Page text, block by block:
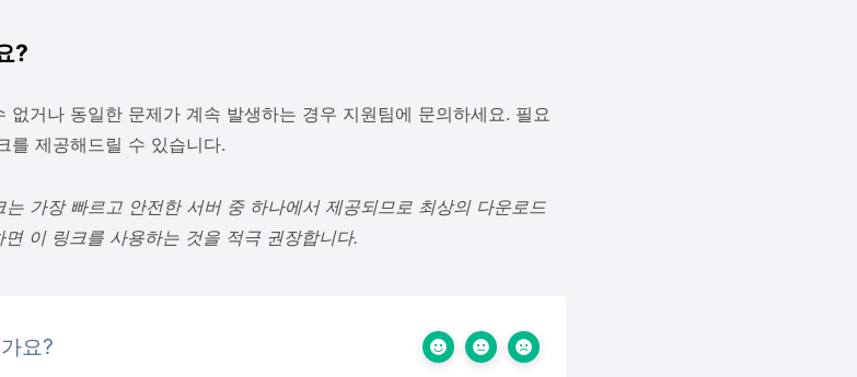
?
없거나 동일한 문제가 계속 발생하는 경우 지원팀에 문의하세요. 필요
를 제공해드릴 수 있습니다.
가장 빠르고 안전한 서버 중 하나에서 제공되므로 최상의 다운로드
이 링크를 사용하는 것을 적극 권장합니다.
요?